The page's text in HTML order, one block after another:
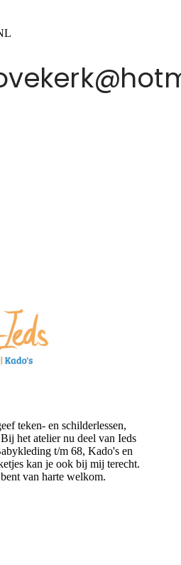
teken- en schilderlessen,
het atelier nu deel van Ieds
t/m 68, Kado's en
kan je ook bij mij terecht.
van harte welkom.